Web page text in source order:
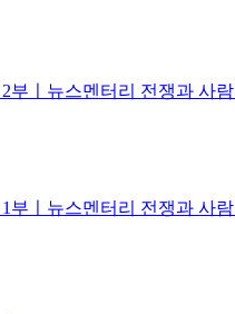
부ㅣ뉴스멘터리 전쟁과 사람
부ㅣ뉴스멘터리 전쟁과 사람